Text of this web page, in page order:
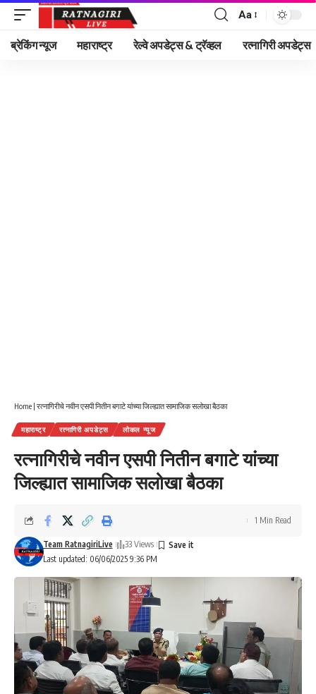
Font
Resizer
Aa
ब्रेकिंग न्यूज महाराष्ट्र रेल्वे अपडेट्स & ट्रॅव्हल रत्नागिरी अपडेट्स
Home | रत्नागिरीचे नवीन एसपी नितीन बगाटे यांच्या जिल्ह्यात सामाजिक सलोखा बैठका
महाराष्ट्र रत्नागिरी अपडेट्स लोकल न्यूज
रत्नागिरीचे नवीन एसपी नितीन बगाटे यांच्या
जिल्ह्यात सामाजिक सलोखा बैठका
Last updated: 06/06/2025 9:36 PM
Team RatnagiriLive 33 Views
1 Min Read